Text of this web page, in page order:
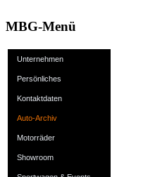
MBG-Menü
Unternehmen
Persönliches
Kontaktdaten
Auto-Archiv
Motorräder
Showroom